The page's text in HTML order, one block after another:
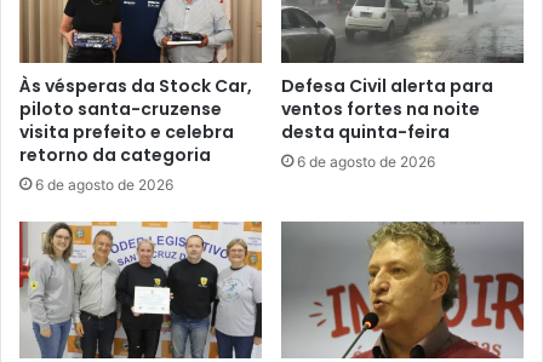
Às vésperas da Stock Car,
piloto santa-cruzense
visita prefeito e celebra
retorno da categoria
6 de agosto de 2026
Defesa Civil alerta para
ventos fortes na noite
desta quinta-feira
6 de agosto de 2026